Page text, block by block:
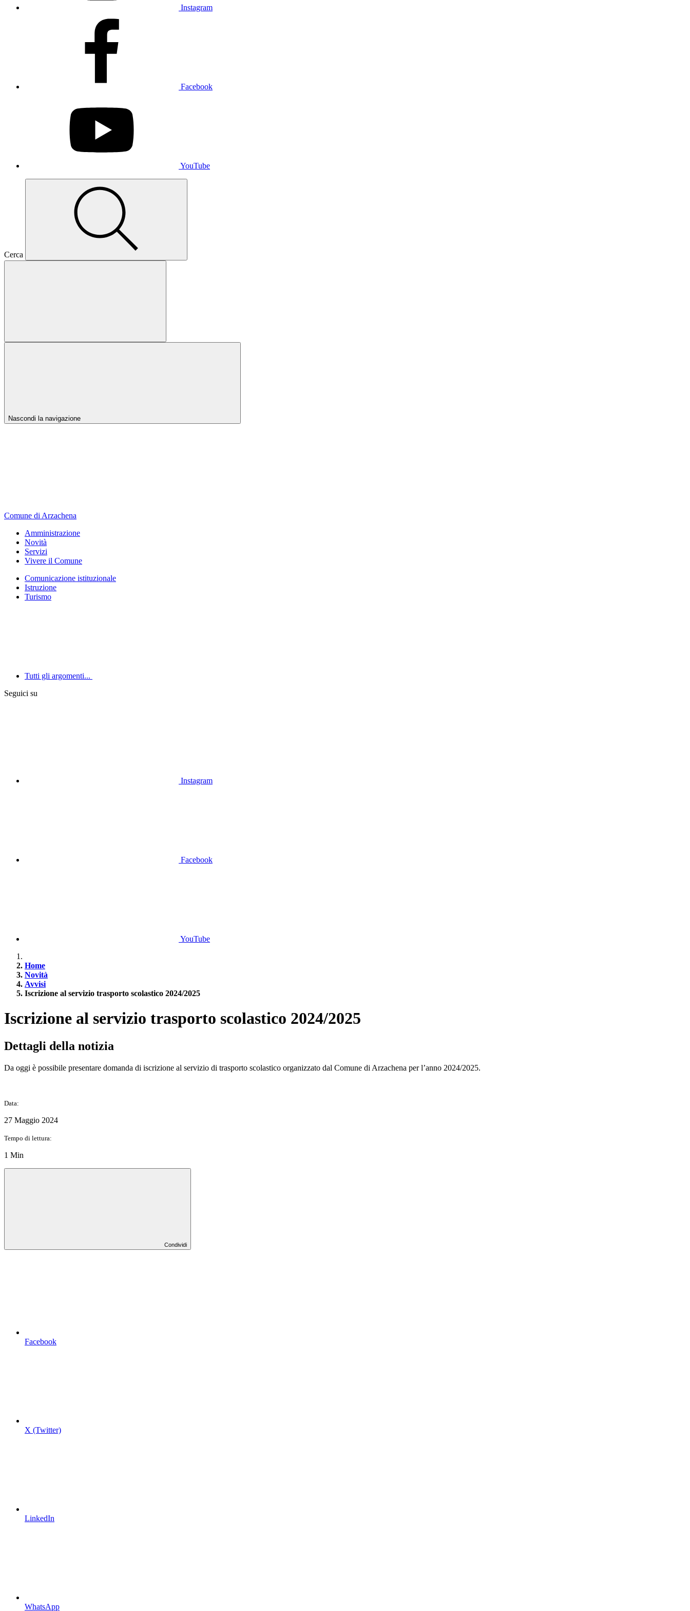
Instagram
Facebook
YouTube
Cerca
Nascondi la navigazione
Comune di Arzachena
Amministrazione
Novità
Servizi
Vivere il Comune
Comunicazione istituzionale
Istruzione
Turismo
Tutti gli argomenti...
Seguici su
Instagram
Facebook
YouTube
Home
Novità
Avvisi
Iscrizione al servizio trasporto scolastico 2024/2025
Iscrizione al servizio trasporto scolastico 2024/2025
Dettagli della notizia
Da oggi è possibile presentare domanda di iscrizione al servizio di trasporto scolastico organizzato dal Comune di Arzachena per l’anno 2024/2025.
Data:
27 Maggio 2024
Tempo di lettura:
1 Min
Condividi
Facebook
X (Twitter)
LinkedIn
WhatsApp